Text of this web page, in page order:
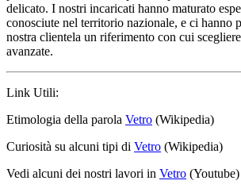
delicato. I nostri incaricati hanno maturato
conosciute nel territorio nazionale, e ci hanno
nostra clientela un riferimento con cui
avanzate.
Link Utili:
Etimologia della parola Vetro (Wikipedia)
Curiosità su alcuni tipi di Vetro (Wikipedia)
Vedi alcuni dei nostri lavori in Vetro (Youtube)